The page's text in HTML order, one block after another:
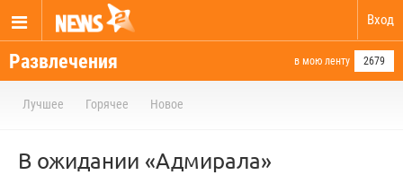
Вход
Развлечения в мою ленту 2679
Лучшее Горячее Новое
В ожидании «Адмирала»